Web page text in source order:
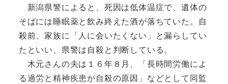
新潟県警によると、死因は低体温症で、遺体の
そばには睡眠薬と飲み終えた酒が落ちていた。自
殺前、家族に「人に会いたくない」と漏らしてい
たといい、県警は自殺と判断している。
木元さんの夫は１６年８月、「長時間労働によ
る過労と精神疾患が自殺の原因」などとして同監